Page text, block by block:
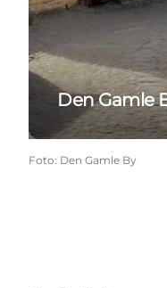
Den Gamle
Foto: Den Gamle By